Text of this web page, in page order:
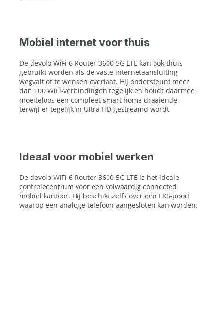
Mobiel internet voor thuis
De devolo WiFi 6 Router 3600 5G LTE kan ook thuis
gebruikt worden als de vaste internetaansluiting
wegvalt of te wensen overlaat. Hij ondersteunt meer
dan 100 WiFi-verbindingen tegelijk en houdt daarmee
moeiteloos een compleet smart home draaiende,
terwijl er tegelijk in Ultra HD gestreamd wordt.
Ideaal voor mobiel werken
De devolo WiFi 6 Router 3600 5G LTE is het ideale
controlecentrum voor een volwaardig connected
mobiel kantoor. Hij beschikt zelfs over een FXS-poort
waarop een analoge telefoon aangesloten kan worden.